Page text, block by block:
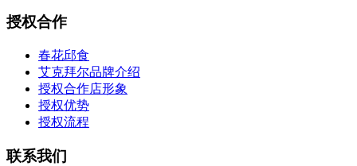
授权合作
春花邱食
艾克拜尔品牌介绍
授权合作店形象
授权优势
授权流程
联系我们